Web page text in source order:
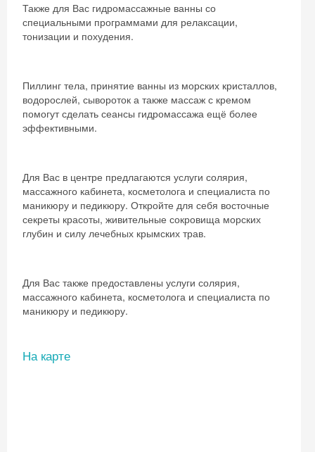
Также для Вас гидромассажные ванны со
специальными программами для релаксации,
тонизации и похудения.
Пиллинг тела, принятие ванны из морских кристаллов,
водорослей, сывороток а также массаж с кремом
помогут сделать сеансы гидромассажа ещё более
эффективными.
Для Вас в центре предлагаются услуги солярия,
массажного кабинета, косметолога и специалиста по
маникюру и педикюру. Откройте для себя восточные
секреты красоты, живительные сокровища морских
глубин и силу лечебных крымских трав.
Для Вас также предоставлены услуги солярия,
массажного кабинета, косметолога и специалиста по
маникюру и педикюру.
На карте